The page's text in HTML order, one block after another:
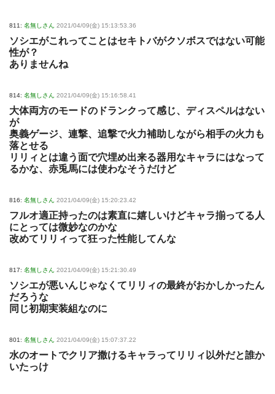
811: 名無しさん 2021/04/09(金) 15:13:53.36
ソシエがこれってことはセキトバがクソボスではない可能
性が？
ありませんね
814: 名無しさん 2021/04/09(金) 15:16:58.41
大体両方のモードのドランクって感じ、ディスペルはない
が
奥義ゲージ、連撃、追撃で火力補助しながら相手の火力も
落とせる
リリィとは違う面で穴埋め出来る器用なキャラにはなって
るかな、赤兎馬には使わなそうだけど
816: 名無しさん 2021/04/09(金) 15:20:23.42
フルオ適正持ったのは素直に嬉しいけどキャラ揃ってる人
にとっては微妙なのかな
改めてリリィって狂った性能してんな
817: 名無しさん 2021/04/09(金) 15:21:30.49
ソシエが悪いんじゃなくてリリィの最終がおかしかったん
だろうな
同じ初期実装組なのに
801: 名無しさん 2021/04/09(金) 15:07:37.22
水のオートでクリア撒けるキャラってリリィ以外だと誰か
いたっけ